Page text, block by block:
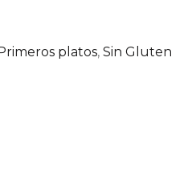
platos, Sin Gluten